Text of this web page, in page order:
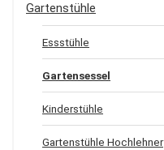
Gartenstühle
Essstühle
Gartensessel
Kinderstühle
Gartenstühle Hochlehner